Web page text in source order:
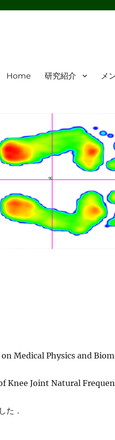
Home 研究紹介 メ
Medical Physics and
Knee Joint Natural
た．